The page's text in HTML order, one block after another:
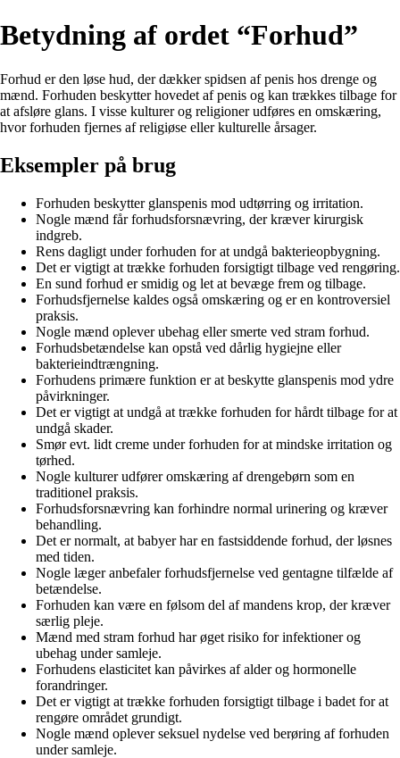
Betydning af ordet “Forhud”
Forhud er den løse hud, der dækker spidsen af ​​penis hos drenge og
mænd. Forhuden beskytter hovedet af penis og kan trækkes tilbage for
at afsløre glans. I visse kulturer og religioner udføres en omskæring,
hvor forhuden fjernes af religiøse eller kulturelle årsager.
Eksempler på brug
Forhuden beskytter glanspenis mod udtørring og irritation.
Nogle mænd får forhudsforsnævring, der kræver kirurgisk
indgreb.
Rens dagligt under forhuden for at undgå bakterieopbygning.
Det er vigtigt at trække forhuden forsigtigt tilbage ved rengøring.
En sund forhud er smidig og let at bevæge frem og tilbage.
Forhudsfjernelse kaldes også omskæring og er en kontroversiel
praksis.
Nogle mænd oplever ubehag eller smerte ved stram forhud.
Forhudsbetændelse kan opstå ved dårlig hygiejne eller
bakterieindtrængning.
Forhudens primære funktion er at beskytte glanspenis mod ydre
påvirkninger.
Det er vigtigt at undgå at trække forhuden for hårdt tilbage for at
undgå skader.
Smør evt. lidt creme under forhuden for at mindske irritation og
tørhed.
Nogle kulturer udfører omskæring af drengebørn som en
traditionel praksis.
Forhudsforsnævring kan forhindre normal urinering og kræver
behandling.
Det er normalt, at babyer har en fastsiddende forhud, der løsnes
med tiden.
Nogle læger anbefaler forhudsfjernelse ved gentagne tilfælde af
betændelse.
Forhuden kan være en følsom del af mandens krop, der kræver
særlig pleje.
Mænd med stram forhud har øget risiko for infektioner og
ubehag under samleje.
Forhudens elasticitet kan påvirkes af alder og hormonelle
forandringer.
Det er vigtigt at trække forhuden forsigtigt tilbage i badet for at
rengøre området grundigt.
Nogle mænd oplever seksuel nydelse ved berøring af forhuden
under samleje.